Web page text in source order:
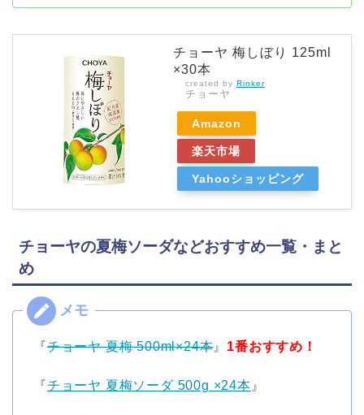
チョーヤ 梅しぼり 125ml
×30本
created by Rinker
チョーヤ
Amazon
楽天市場
Yahooショッピング
チョーヤの夏梅ソーダなどおすすめ一覧・まと
め
『チョーヤ 夏梅 500ml×24本』 1番おすすめ！
『 チョーヤ 夏梅ソーダ 500g ×24本』